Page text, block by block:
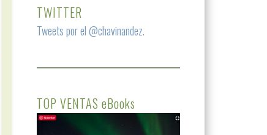
TWITTER
Tweets por el @chavinandez.
TOP VENTAS eBooks